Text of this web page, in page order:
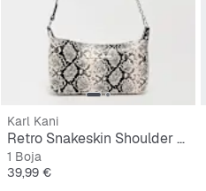
Karl Kani
Retro Snakeskin Shoulder Bag
1 Boja
Cijena
39,99 €